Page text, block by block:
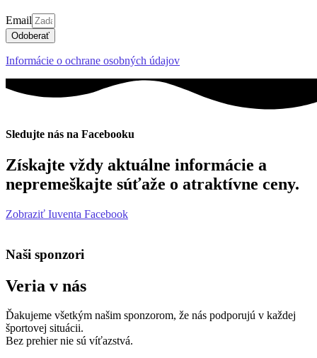
Email
Odoberať
Informácie o ochrane osobných údajov
Sledujte nás na Facebooku
Získajte vždy aktuálne informácie a
nepremeškajte súťaže o atraktívne ceny.
Zobraziť Iuventa Facebook
Naši sponzori
Veria v nás
Ďakujeme všetkým našim sponzorom, že nás podporujú v každej
športovej situácii.
Bez prehier nie sú víťazstvá.